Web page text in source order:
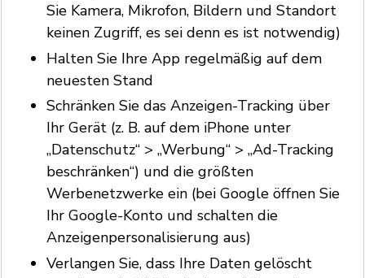
Sie Kamera, Mikrofon, Bildern und Standort
keinen Zugriff, es sei denn es ist notwendig)
Halten Sie Ihre App regelmäßig auf dem
neuesten Stand
Schränken Sie das Anzeigen-Tracking über
Ihr Gerät (z. B. auf dem iPhone unter
„Datenschutz“ > „Werbung“ > „Ad-Tracking
beschränken“) und die größten
Werbenetzwerke ein (bei Google öffnen Sie
Ihr Google-Konto und schalten die
Anzeigenpersonalisierung aus)
Verlangen Sie, dass Ihre Daten gelöscht